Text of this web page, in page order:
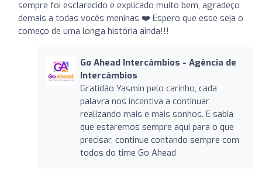
sempre foi esclarecido e explicado muito bem, agradeço
demais a todas vocês meninas ❤️ Espero que esse seja o
começo de uma longa história ainda!!!
Go Ahead Intercâmbios - Agência de
Intercâmbios
Gratidão Yasmin pelo carinho, cada
palavra nos incentiva a continuar
realizando mais e mais sonhos. E sabia
que estaremos sempre aqui para o que
precisar, continue contando sempre com
todos do time Go Ahead